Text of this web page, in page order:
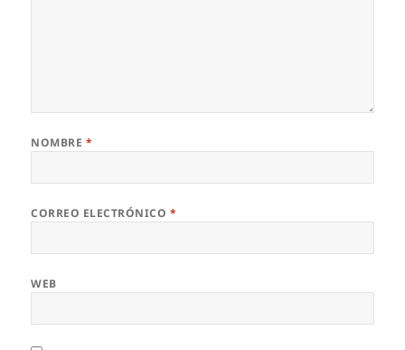
NOMBRE *
CORREO ELECTRÓNICO *
WEB